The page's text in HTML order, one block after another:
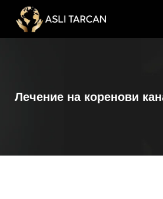
Лечение на коренови